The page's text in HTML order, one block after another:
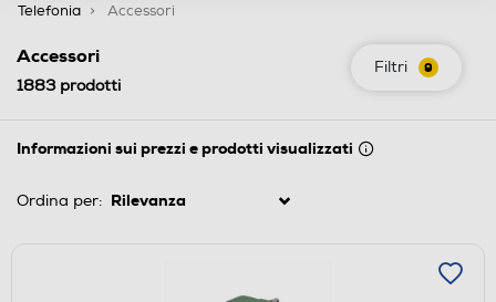
Telefonia Accessori
Filtri 9
Accessori
1883prodotti
Informazioni sui prezzi e prodotti visualizzati
Ordina per: